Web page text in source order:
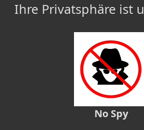
Ihre Privatsphäre ist
No Spy